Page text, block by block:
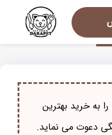
به خرید بهترین
دعوت می نماید.